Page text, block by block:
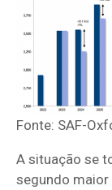
Fonte: SAF-
A situação se
segundo